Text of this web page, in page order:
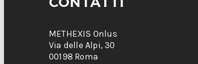
METHEXIS Onlus
Via delle Alpi, 30
00198 Roma